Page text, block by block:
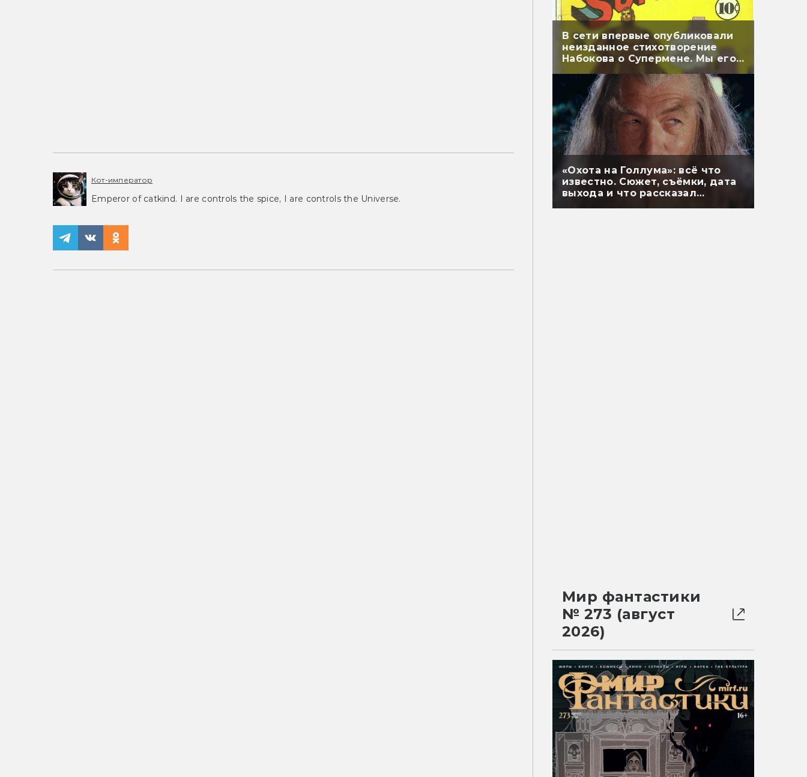
Кот-император
Emperor of catkind. I are controls the spice, I are controls the Universe.
В сети впервые опубликовали
неизданное стихотворение
Набокова о Супермене. Мы его
перевели
«Охота на Голлума»: всё что
известно. Сюжет, съёмки, дата
выхода и что рассказал
Мир фантастики
№ 273 (август
2026)